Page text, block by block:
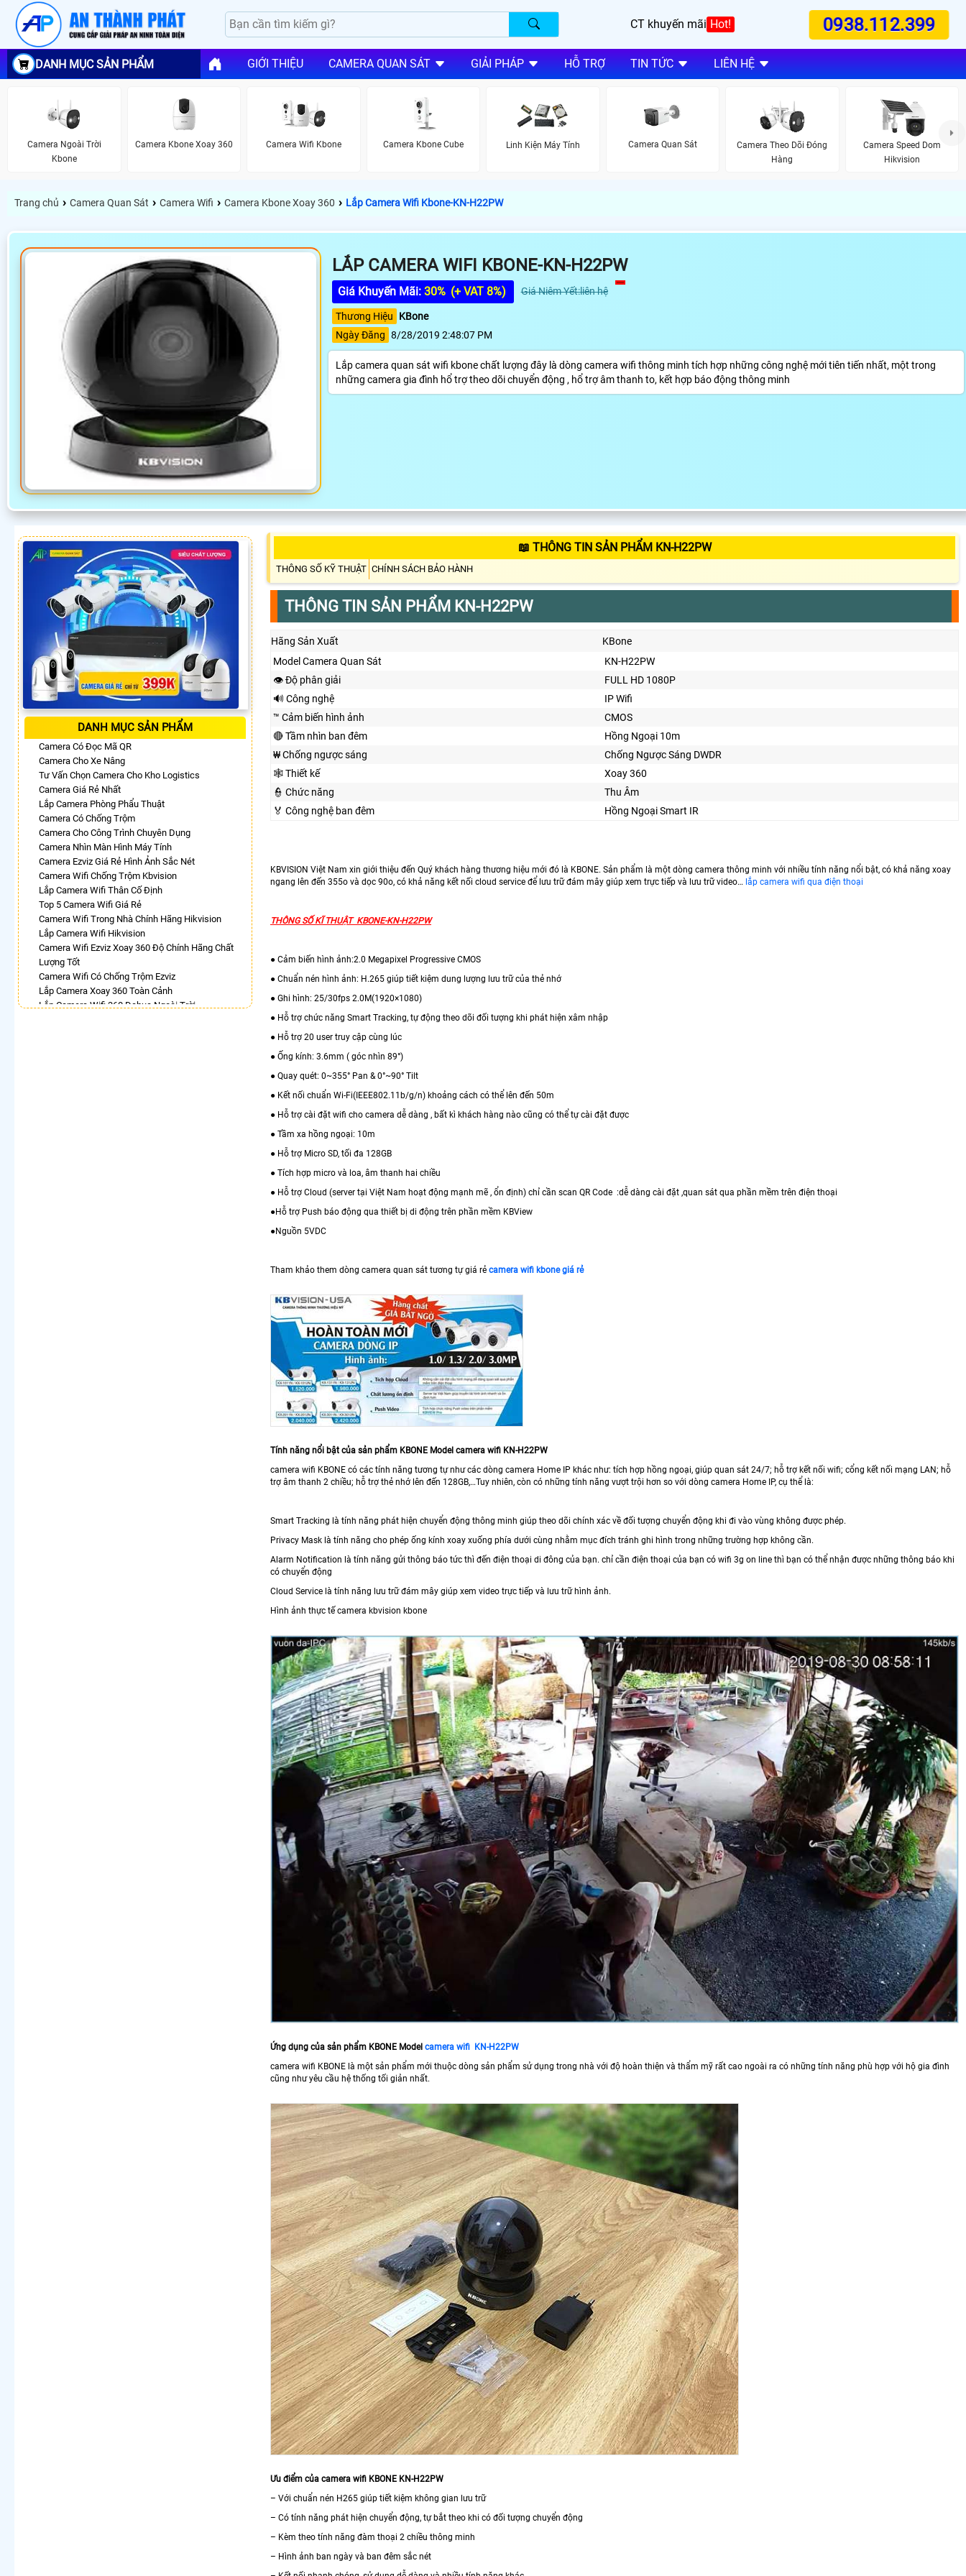
CT khuyến mãi Hot! 0938.112.399
DANH MỤC SẢN PHẨM GIỚI THIỆU CAMERA QUAN SÁT GIẢI PHÁP HỖ TRỢ TIN TỨC LIÊN HỆ
Camera Ngoài Trời
Kbone
Camera Kbone Xoay 360 Camera Wifi Kbone Camera Kbone Cube Linh Kiện Máy Tính Camera Quan Sát
Camera Theo Dõi Đóng
Hàng
Camera Speed Dom
Hikvision
Trang chủ › Camera Quan Sát › Camera Wifi › Camera Kbone Xoay 360 › Lắp Camera Wifi Kbone-KN-H22PW
LẮP CAMERA WIFI KBONE-KN-H22PW
Giá Khuyến Mãi: 30% (+ VAT 8%) Giá Niêm Yết:liên hệ
Thương Hiệu
KBone
Ngày Đăng 8/28/2019 2:48:07 PM
Lắp camera quan sát wifi kbone chất lượng đây là dòng camera wifi thông minh tích hợp những công nghệ mới tiên tiến nhất, một trong
những camera gia đình hổ trợ theo dõi chuyển động , hổ trợ âm thanh to, kết hợp báo động thông minh
DANH MỤC SẢN PHẨM
Camera Có Đọc Mã QR
Camera Cho Xe Nâng
Tư Vấn Chọn Camera Cho Kho Logistics
Camera Giá Rẻ Nhất
Lắp Camera Phòng Phẩu Thuật
Camera Có Chống Trộm
Camera Cho Công Trình Chuyên Dụng
Camera Nhìn Màn Hình Máy Tính
Camera Ezviz Giá Rẻ Hình Ảnh Sắc Nét
Camera Wifi Chống Trộm Kbvision
Lắp Camera Wifi Thân Cố Định
Top 5 Camera Wifi Giá Rẻ
Camera Wifi Trong Nhà Chính Hãng Hikvision
Lắp Camera Wifi Hikvision
Camera Wifi Ezviz Xoay 360 Độ Chính Hãng Chất
Lượng Tốt
Camera Wifi Có Chống Trộm Ezviz
Lắp Camera Xoay 360 Toàn Cảnh
Lắp Camera Wifi 360 Dahua Ngoài Trời
📖 THÔNG TIN SẢN PHẨM KN-H22PW
THÔNG SỐ KỸ THUẬT CHÍNH SÁCH BẢO HÀNH
THÔNG TIN SẢN PHẨM KN-H22PW
Hãng Sản Xuất
KBone
Model Camera Quan Sát
KN-H22PW
👁 Độ phân giải
FULL HD 1080P
🔊 Công nghệ
IP Wifi
™️ Cảm biến hình ảnh
CMOS
🔴 Tầm nhìn ban đêm
Hồng Ngoại 10m
₩ Chống ngược sáng
Chống Ngược Sáng DWDR
🕸️ Thiết kế
Xoay 360
👮 Chức năng
Thu Âm
️🏅️ Công nghệ ban đêm
Hồng Ngoại Smart IR
KBVISION Việt Nam xin giới thiệu đến Quý khách hàng thương hiệu mới đó là KBONE. Sản phẩm là một dòng camera thông minh với nhiều tính năng nổi bật, có khả năng xoay
ngang lên đến 355­­o và dọc 90o, có khả năng kết nối cloud service để lưu trữ đám mây giúp xem trực tiếp và lưu trữ video… lắp camera wifi qua điện thoại
THÔNG SỐ KĨ THUẬT KBONE-KN-H22PW
● Cảm biến hình ảnh:2.0 Megapixel Progressive CMOS
● Chuẩn nén hình ảnh: H.265 giúp tiết kiệm dung lượng lưu trữ của thẻ nhớ
● Ghi hình: 25/30fps 2.0M(1920×1080)
● Hỗ trợ chức năng Smart Tracking, tự động theo dõi đối tượng khi phát hiện xâm nhập
● Hỗ trợ 20 user truy cập cùng lúc
● Ống kính: 3.6mm ( góc nhìn 89°)
● Quay quét: 0~355° Pan & 0°~90° Tilt
● Kết nối chuẩn Wi-Fi(IEEE802.11b/g/n) khoảng cách có thể lên đến 50m
● Hỗ trợ cài đặt wifi cho camera dễ dàng , bất kì khách hàng nào cũng có thể tự cài đặt được
● Tầm xa hồng ngoại: 10m
● Hỗ trợ Micro SD, tối đa 128GB
● Tích hợp micro và loa, âm thanh hai chiều
● Hỗ trợ Cloud (server tại Việt Nam hoạt động mạnh mẽ , ổn định) chỉ cần scan QR Code :dễ dàng cài đặt ,quan sát qua phần mềm trên điện thoại
●Hỗ trợ Push báo động qua thiết bị di động trên phần mềm KBView
●Nguồn 5VDC
Tham khảo them dòng camera quan sát tương tự giá rẻ camera wifi kbone giá rẻ
Tính năng nổi bật của sản phẩm KBONE Model camera wifi KN-H22PW
camera wifi KBONE có các tính năng tương tự như các dòng camera Home IP khác như: tích hợp hồng ngoại, giúp quan sát 24/7; hỗ trợ kết nối wifi; cổng kết nối mạng LAN; hỗ
trợ âm thanh 2 chiều; hỗ trợ thẻ nhớ lên đến 128GB,…Tuy nhiên, còn có những tính năng vượt trội hơn so với dòng camera Home IP, cụ thể là:
Smart Tracking là tính năng phát hiện chuyển động thông minh giúp theo dõi chính xác về đối tượng chuyển động khi đi vào vùng không được phép.
Privacy Mask là tính năng cho phép ống kính xoay xuống phía dưới cùng nhằm mục đích tránh ghi hình trong những trường hợp không cần.
Alarm Notification là tính năng gửi thông báo tức thì đến điện thoại di đông của bạn. chỉ cần điện thoại của bạn có wifi 3g on line thì bạn có thể nhận được những thông báo khi
có chuyển động
Cloud Service là tính năng lưu trữ đám mây giúp xem video trực tiếp và lưu trữ hình ảnh.
Hình ảnh thực tế camera kbvision kbone
Ứng dụng của sản phẩm KBONE Model camera wifi KN-H22PW
camera wifi KBONE là một sản phẩm mới thuộc dòng sản phẩm sử dụng trong nhà với độ hoàn thiện và thẩm mỹ rất cao ngoài ra có những tính năng phù hợp với hộ gia đình
cũng như yêu cầu hệ thống tối giản nhất.
Ưu điểm của camera wifi KBONE KN-H22PW
– Với chuẩn nén H265 giúp tiết kiệm không gian lưu trữ
– Có tính năng phát hiện chuyển động, tự bắt theo khi có đối tượng chuyển động
– Kèm theo tính năng đàm thoại 2 chiều thông minh
– Hình ảnh ban ngày và ban đêm sắc nét